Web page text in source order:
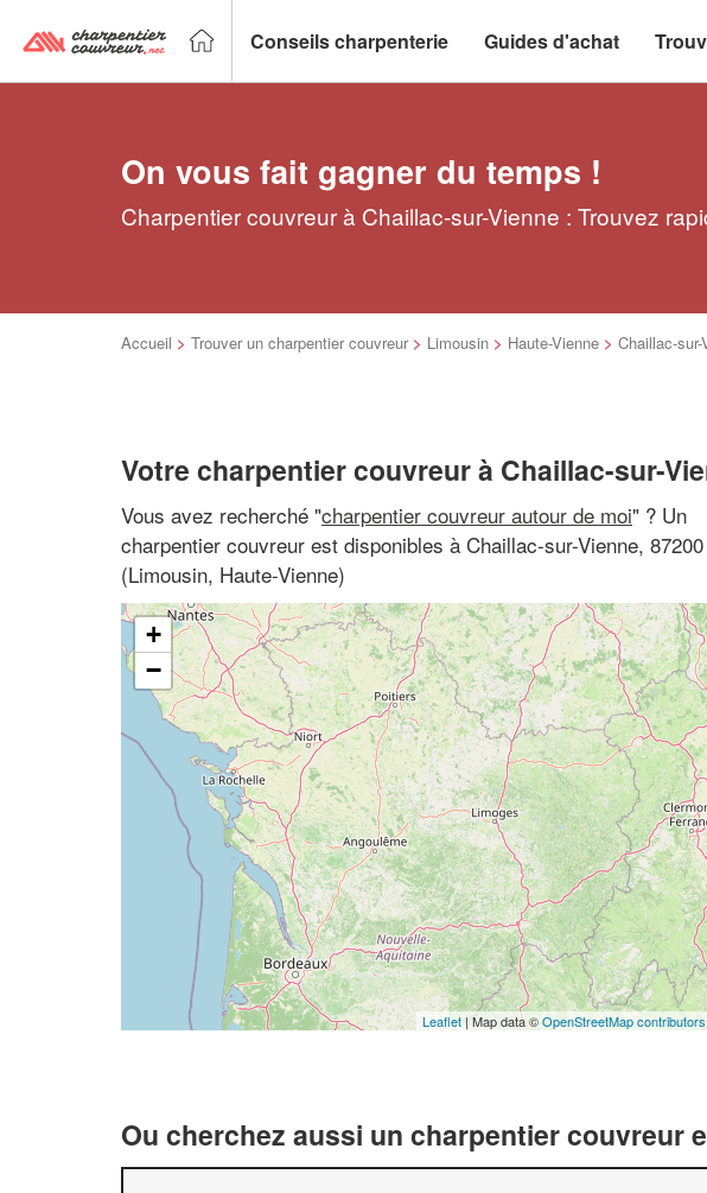
Conseils charpenterie Guides d'achat
On vous fait gagner du temps !
Charpentier couvreur à Chaillac-sur-Vienne : Trouvez
Accueil > Trouver un charpentier couvreur > Limousin > Haute-Vienne > Chaillac-sur-
Votre charpentier couvreur à Chaillac-sur-
Vous avez recherché "charpentier couvreur autour de moi" ? Un
charpentier couvreur est disponibles à Chaillac-sur-Vienne, 87200
(Limousin, Haute-Vienne)
+
−
Leaflet | Map data ©OpenStreetMap
Ou cherchez aussi un charpentier